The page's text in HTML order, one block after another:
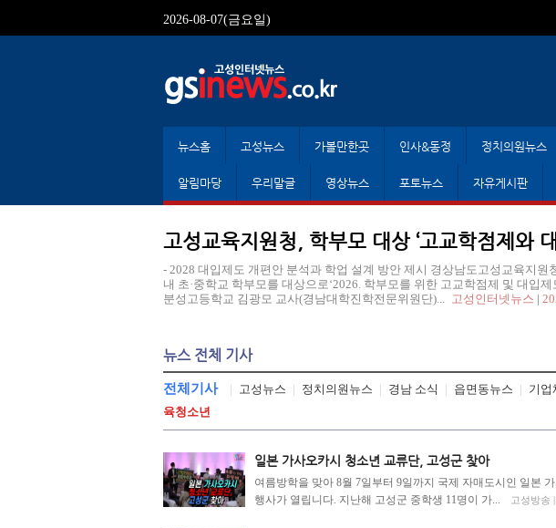
2026-08-07(금요일)
뉴스홈 고성뉴스 가볼만한곳 인사&동정 정치의원뉴스
알림마당 우리말글 영상뉴스 포토뉴스 자유게시판
고성교육지원청, 학부모 대상 ‘고교학점제와
- 2028 대입제도 개편안 분석과 학업 설계 방안 제시 경상남도고성교육지원
내 초·중학교 학부모를 대상으로‘2026. 학부모를 위한 고교학점제 및 대입
분성고등학교 김광모 교사(경남대학진학전문위원단)...
고성인터넷뉴스 |
뉴스 전체 기사
전체기사 고성뉴스 정치의원뉴스 경남 소식 읍면동뉴스 기업
육청소년
일본 가사오카시 청소년 교류단, 고성군 찾아
여름방학을 맞아 8월 7일부터 9일까지 국제 자매도시인 일본
행사가 열립니다. 지난해 고성군 중학생 11명이 가...
고성방송